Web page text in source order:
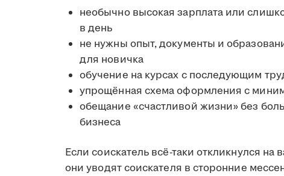
необычно высокая зарплата или
в день
не нужны опыт, документы и
для новичка
обучение на курсах с последующим
упрощённая схема оформления с
обещание «счастливой жизни» без
бизнеса
Если соискатель всё-таки откликнулся
они уводят соискателя в сторонние